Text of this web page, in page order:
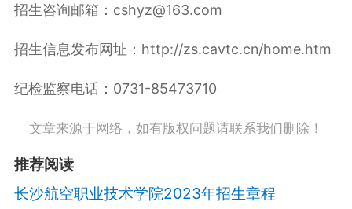
招生咨询邮箱：cshyz@163.com
招生信息发布网址：http://zs.cavtc.cn/home.htm
纪检监察电话：0731-85473710
文章来源于网络，如有版权问题请联系我们删除！
推荐阅读
长沙航空职业技术学院2023年招生章程